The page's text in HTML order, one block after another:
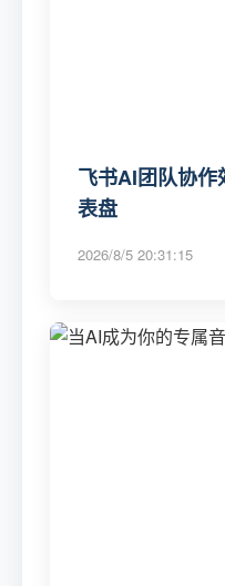
飞书AI团队协
表盘
2026/8/5 20:31:15